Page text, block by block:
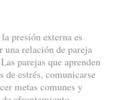
presión externa es
una relación de pareja
parejas que aprenden
de estrés, comunicarse
metas comunes y